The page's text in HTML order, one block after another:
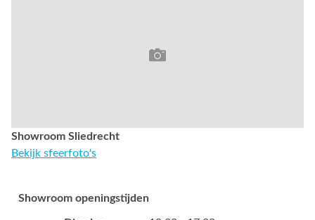
Showroom Sliedrecht
Bekijk sfeerfoto's
Showroom openingstijden